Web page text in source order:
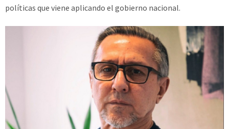
políticas que viene aplicando el gobierno nacional.